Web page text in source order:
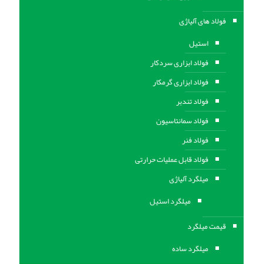
فولاد های آلیاژی
استیل
فولاد ابزاری سردکار
فولاد ابزاری گرمکار
فولاد تندبر
فولاد سمانتاسیون
فولاد فنر
فولاد قابل عملیات حرارتی
ميلگرد آلیاژی
میلگرد استیل
قیمت میلگرد
میلگرد ساده